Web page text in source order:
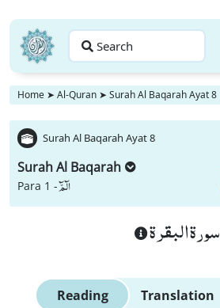
Search
Home ➤ Al-Quran ➤ Surah Al Baqarah Ayat 8
Surah Al Baqarah Ayat 8
Surah Al Baqarah
Para 1 -الٓمّٓ
سورة البقرة
Reading Translation